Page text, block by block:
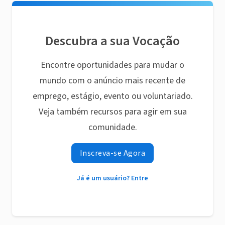
Descubra a sua Vocação
Encontre oportunidades para mudar o
mundo com o anúncio mais recente de
emprego, estágio, evento ou voluntariado.
Veja também recursos para agir em sua
comunidade.
Inscreva-se Agora
Já é um usuário? Entre